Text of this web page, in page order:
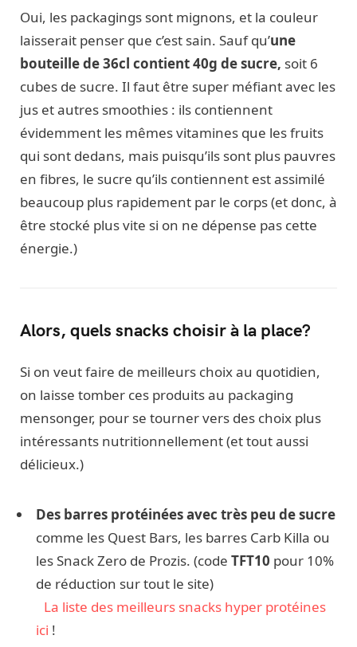
Oui, les packagings sont mignons, et la couleur
laisserait penser que c’est sain. Sauf qu’une
bouteille de 36cl contient 40g de sucre, soit 6
cubes de sucre. Il faut être super méfiant avec les
jus et autres smoothies : ils contiennent
évidemment les mêmes vitamines que les fruits
qui sont dedans, mais puisqu’ils sont plus pauvres
en fibres, le sucre qu’ils contiennent est assimilé
beaucoup plus rapidement par le corps (et donc, à
être stocké plus vite si on ne dépense pas cette
énergie.)
Alors, quels snacks choisir à la place?
Si on veut faire de meilleurs choix au quotidien,
on laisse tomber ces produits au packaging
mensonger, pour se tourner vers des choix plus
intéressants nutritionnellement (et tout aussi
délicieux.)
Des barres protéinées avec très peu de sucre
comme les Quest Bars, les barres Carb Killa ou
les Snack Zero de Prozis. (code TFT10 pour 10%
de réduction sur tout le site)
La liste des meilleurs snacks hyper protéines
ici !